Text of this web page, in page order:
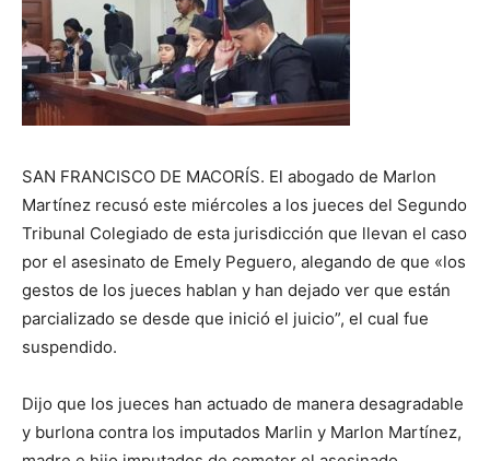
SAN FRANCISCO DE MACORÍS. El abogado de Marlon
Martínez recusó este miércoles a los jueces del Segundo
Tribunal Colegiado de esta jurisdicción que llevan el caso
por el asesinato de Emely Peguero, alegando de que «los
gestos de los jueces hablan y han dejado ver que están
parcializado se desde que inició el juicio”, el cual fue
suspendido.
Dijo que los jueces han actuado de manera desagradable
y burlona contra los imputados Marlin y Marlon Martínez,